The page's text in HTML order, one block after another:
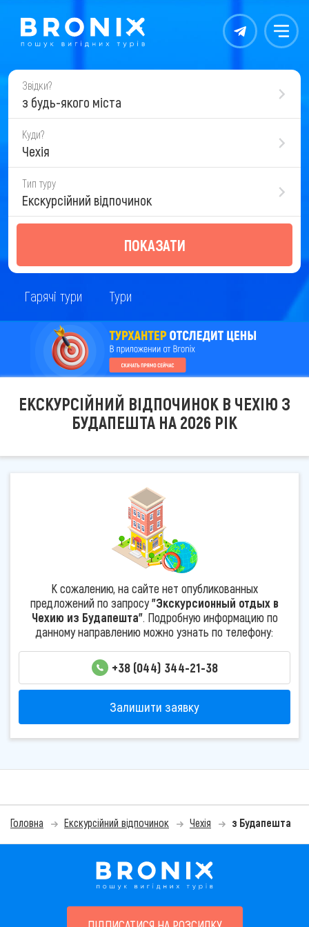
Контакты Меню
Звідки?
з будь-якого міста
Куди?
Чехія
Тип туру
Екскурсійний відпочинок
ПОКАЗАТИ
Гарячі тури Тури
ЕКСКУРСІЙНИЙ ВІДПОЧИНОК В ЧЕХІЮ З
БУДАПЕШТА НА 2026 РІК
К сожалению, на сайте нет опубликованных
предложений по запросу"Экскурсионный отдых в
Чехию из Будапешта". Подробную информацию по
данному направлению можно узнать по телефону:
+38 (044) 344-21-38
Залишити заявку
Головна Екскурсійний відпочинок Чехія з Будапешта